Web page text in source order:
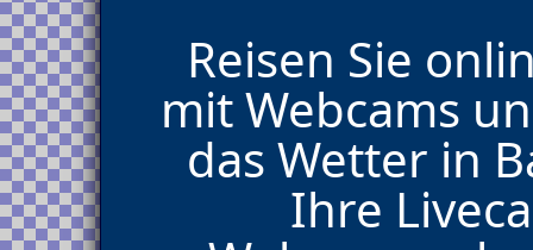
Reisen Sie
mit Webcams
das Wetter in
Ihre